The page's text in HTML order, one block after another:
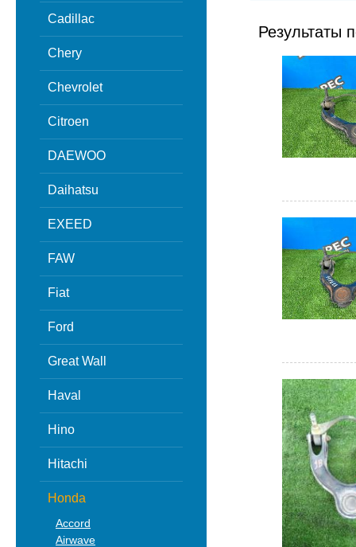
Cadillac
Chery
Chevrolet
Citroen
DAEWOO
Daihatsu
EXEED
FAW
Fiat
Ford
Great Wall
Haval
Hino
Hitachi
Honda
Accord
Airwave
Результаты